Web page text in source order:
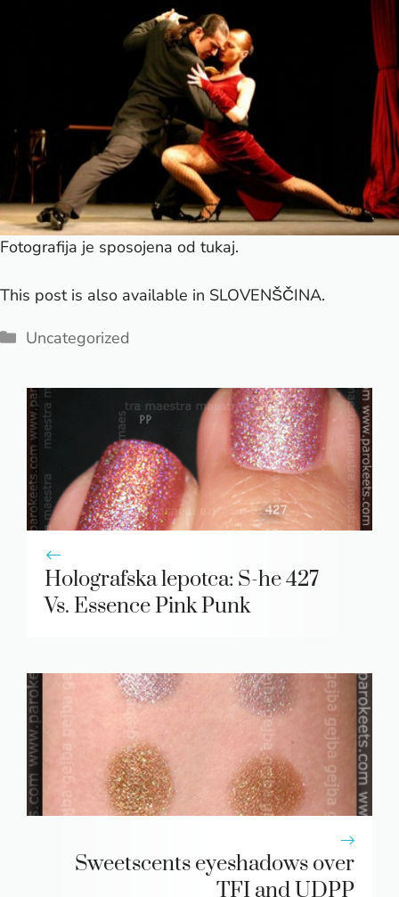
Fotografija je sposojena od tukaj.
This post is also available in SLOVENŠČINA.
Categories
Uncategorized
Holografska lepotca: S-he 427
Vs. Essence Pink Punk
Sweetscents eyeshadows over
TFI and UDPP